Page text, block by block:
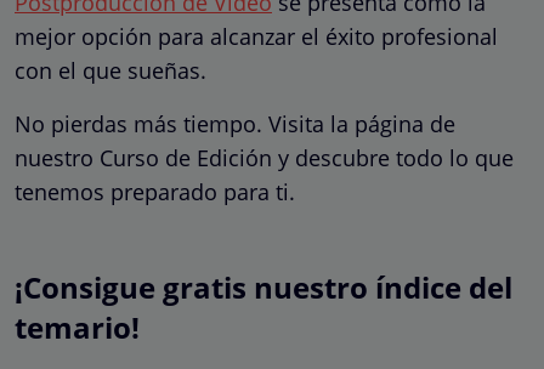
mejor opción para alcanzar el éxito profesional
con el que sueñas.
No pierdas más tiempo. Visita la página de
nuestro Curso de Edición y descubre todo lo que
tenemos preparado para ti.
¡Consigue gratis nuestro índice del
temario!